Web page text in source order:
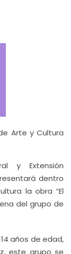
Arte y Cultura
y Extensión
dentro
la obra “El
del grupo de
años de edad,
este grupo se